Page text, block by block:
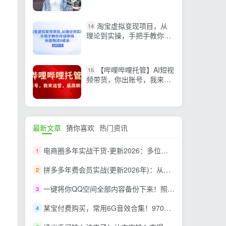
14 淘宝虚拟变现项目，从
理论到实操，手把手教你开
15
【哔哩哔哩托管】AI短视
频带货，你出账号，我来运
最新文章 猜你喜欢 热门资讯
1 电商圈多年实战干货-更新2026：多位资深师兄实战干货/覆盖全域平台，中小卖家可复制的盈利指南
2 拼多多年费会员实战(更新2026年)：从基础到高阶盈利，干货拉满，帮你建立稳定盈利运营知识体系
3 一键将你QQ空间全部内容备份下来！照片 / 视频 /动态信息全存本地，Github最新开源项目 QzoneArchive
4 某宝付费购买，常用6G音效合集！970+首宣传片背景音乐，无版权可商用大气素材，分类清晰，高质量内容